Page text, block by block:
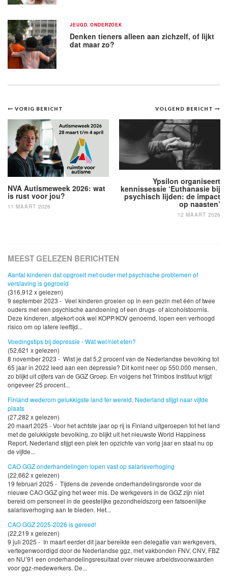
JEUGD ,ONDERZOEK
Denken tieners alleen aan zichzelf, of lijkt
dat maar zo?
Bericht
navigatie
VOLGEND BERICHT
Ypsilon organiseert
kennissessie ‘Euthanasie bij
psychisch lijden: de impact
op naasten’
12 MAART 2026
VORIG BERICHT
NVA Autismeweek 2026: wat
is rust voor jou?
11 MAART 2026
MEEST GELEZEN BERICHTEN
Aantal kinderen dat opgroeit met ouder met psychische problemen of
verslaving is gegroeid
(316,912 x gelezen)
9 september 2023 - Veel kinderen groeien op in een gezin met één of twee
ouders met een psychische aandoening of een drugs- of alcoholstoornis.
Deze kinderen, afgekort ook wel KOPP/KOV genoemd, lopen een verhoogd
risico om op latere leeftijd...
Voedingstips bij depressie - Wat wel/niet eten?
(52,621 x gelezen)
8 november 2023 - Wist je dat 5,2 procent van de Nederlandse bevolking tot
65 jaar in 2022 leed aan een depressie? Dit komt neer op 550.000 mensen,
zo blijkt uit cijfers van de GGZ Groep. En volgens het Trimbos Instituut krijgt
ongeveer 25 procent...
Finland wederom gelukkigste land ter wereld, Nederland stijgt naar vijfde
plaats
(27,282 x gelezen)
20 maart 2025 - Voor het achtste jaar op rij is Finland uitgeroepen tot het land
met de gelukkigste bevolking, zo blijkt uit het nieuwste World Happiness
Report. Nederland stijgt een plek ten opzichte van vorig jaar en staat nu op
de vijfde...
CAO GGZ onderhandelingen lopen vast op salarisverhoging
(22,662 x gelezen)
19 februari 2025 - Tijdens de zevende onderhandelingsronde voor de
nieuwe CAO GGZ ging het weer mis. De werkgevers in de GGZ zijn niet
bereid om personeel in de geestelijke gezondheidszorg een fatsoenlijke
salarisverhoging aan te bieden. Het...
CAO GGZ 2025-2026 is gereed!
(22,219 x gelezen)
9 juli 2025 - In maart eerder dit jaar bereikte een delegatie van werkgevers,
vertegenwoordigd door de Nederlandse ggz, met vakbonden FNV, CNV, FBZ
en NU’91 een onderhandelingsresultaat over nieuwe arbeidsvoorwaarden
voor ggz-medewerkers. De...